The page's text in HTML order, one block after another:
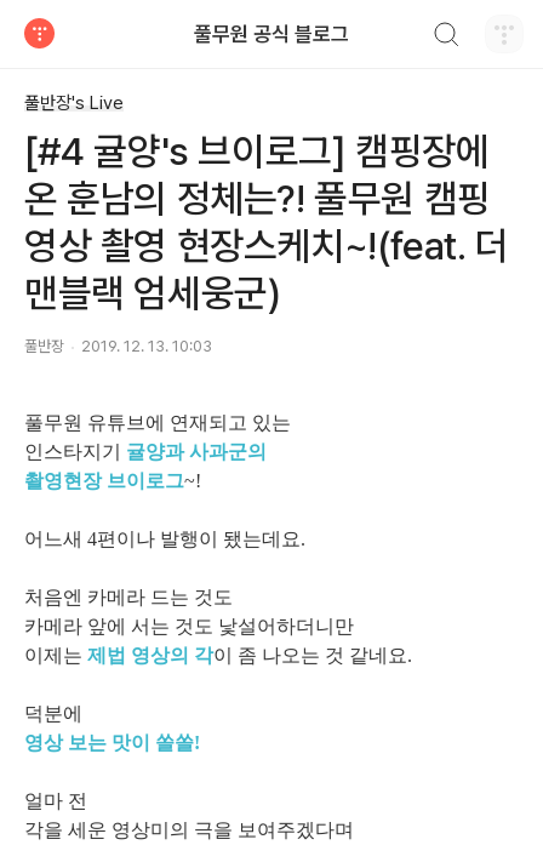
풀무원 공식 블로그
풀반장's Live
[#4 귤양's 브이로그] 캠핑장에
온 훈남의 정체는?! 풀무원 캠핑
영상 촬영 현장스케치~!(feat. 더
맨블랙 엄세웅군)
풀반장 2019. 12. 13. 10:03
풀무원 유튜브에 연재되고 있는
인스타지기
귤양과 사과군의
촬영현장 브이로그~!
어느새 4편이나 발행이 됐는데요.
처음엔 카메라 드는 것도
카메라 앞에 서는 것도 낯설어하더니만
이제는 제법 영상의 각이 좀 나오는 것 같네요.
덕분에
영상 보는 맛이 쏠쏠!
얼마 전
각을 세운 영상미의 극을 보여주겠다며